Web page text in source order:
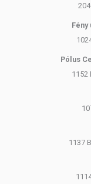
Pólus
1152
1137